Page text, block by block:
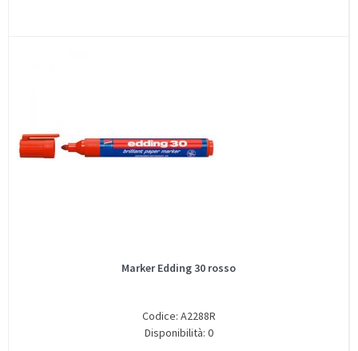
Marker Edding 30 rosso
Codice: A2288R
Disponibilità: 0